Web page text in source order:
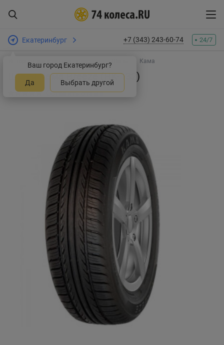
Екатеринбург
Ваш город Екатеринбург?
Да Выбрать другой
+7 (343) 243-60-74 24/7
Интернет-магазин шин и дисков Кама
Шины Кама Breeze (HK-132)
Оставить отзыв